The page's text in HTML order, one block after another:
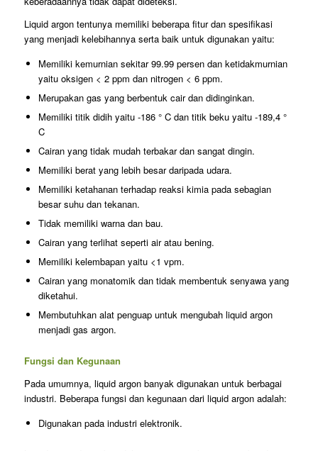
Liquid argon tentunya memiliki beberapa fitur dan spesifikasi
yang menjadi kelebihannya serta baik untuk digunakan yaitu:
Memiliki kemurnian sekitar 99.99 persen dan ketidakmurnian
yaitu oksigen < 2 ppm dan nitrogen < 6 ppm.
Merupakan gas yang berbentuk cair dan didinginkan.
Memiliki titik didih yaitu -186 ° C dan titik beku yaitu -189,4 °
C
Cairan yang tidak mudah terbakar dan sangat dingin.
Memiliki berat yang lebih besar daripada udara.
Memiliki ketahanan terhadap reaksi kimia pada sebagian
besar suhu dan tekanan.
Tidak memiliki warna dan bau.
Cairan yang terlihat seperti air atau bening.
Memiliki kelembapan yaitu <1 vpm.
Cairan yang monatomik dan tidak membentuk senyawa yang
diketahui.
Membutuhkan alat penguap untuk mengubah liquid argon
menjadi gas argon.
Fungsi dan Kegunaan
Pada umumnya, liquid argon banyak digunakan untuk berbagai
industri. Beberapa fungsi dan kegunaan dari liquid argon adalah:
Digunakan pada industri elektronik.